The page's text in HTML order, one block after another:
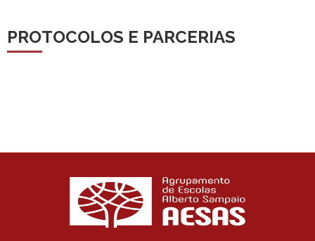
PROTOCOLOS E PARCERIAS